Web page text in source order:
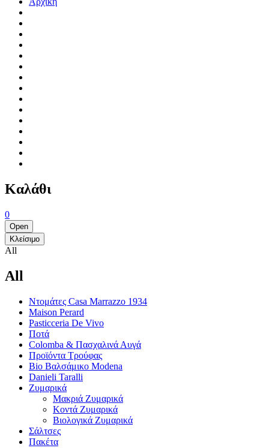
Καλάθι
0
Open
Κλείσιμο
All
All
Ντομάτες Casa Marrazzo 1934
Maison Perard
Pasticceria De Vivo
Ποτά
Colomba & Πασχαλινά Αυγά
Προϊόντα Τρούφας
Bio Βαλσάμικο Modena
Danieli Taralli
Ζυμαρικά
Μακριά Ζυμαρικά
Κοντά Ζυμαρικά
Βιολογικά Ζυμαρικά
Σάλτσες
Πακέτα